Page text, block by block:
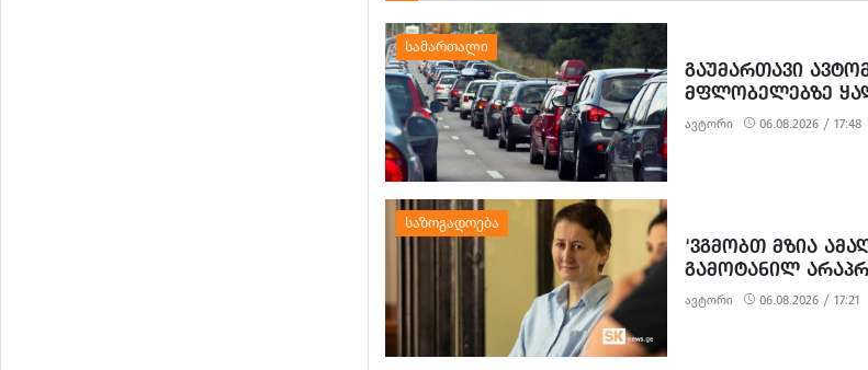
ᲒᲐᲣᲛᲐᲠᲗᲐᲕᲘ
ᲛᲤᲚᲝᲑᲔᲚᲔᲑᲖᲔ
ᲒᲐᲪᲔᲛᲘᲡᲗᲕᲘᲡ 3
ავტორი 06.08.2026 / 17:48
‘ᲕᲒᲛᲝᲑᲗ ᲛᲖᲘᲐ
ᲒᲐᲛᲝᲢᲐᲜᲘᲚ
ᲞᲝᲚᲘᲢᲘᲖᲔᲑᲣᲚ
ᲔᲕᲠᲝᲙᲐᲕᲨᲘᲠᲘᲡ
ავტორი 06.08.2026 / 17:21